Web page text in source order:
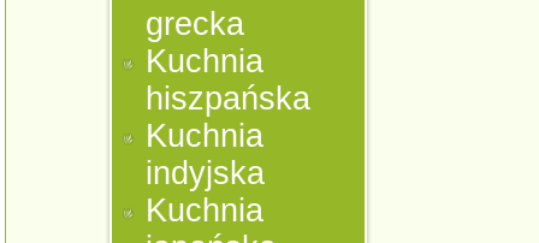
grecka
Kuchnia
hiszpańska
Kuchnia
indyjska
Kuchnia